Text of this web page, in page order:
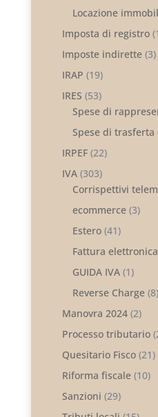
Locazione
Imposta di registro
Imposte indirette(3)
IRAP (19)
IRES (53)
Spese di
Spese di trasferta
IRPEF(22)
IVA(303)
Corrispettivi
ecommerce(3)
Estero(41)
Fattura elettronica
GUIDA IVA(1)
Reverse Charge(8)
Manovra 2024(2)
Processo tributario
Quesitario Fisco(21)
Riforma fiscale(10)
Sanzioni (29)